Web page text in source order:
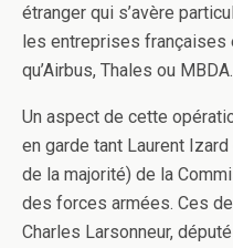
étranger qui s’avère
les entreprises françaises
qu’Airbus, Thales ou MBDA.
Un aspect de cette
en garde tant Laurent
de la majorité) de la
des forces armées. Ces
Charles Larsonneur,